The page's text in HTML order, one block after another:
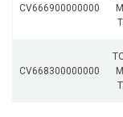
CV666900000000
CV668300000000